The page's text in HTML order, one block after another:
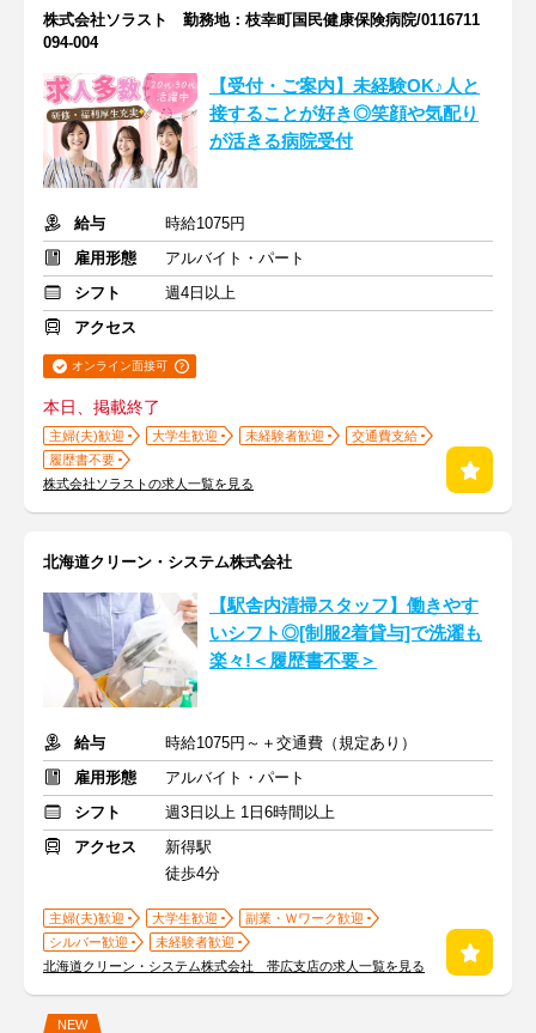
株式会社ソラスト 勤務地：枝幸町国民健康保険病院/0116711
094-004
【受付・ご案内】未経験OK♪人と
接することが好き◎笑顔や気配り
が活きる病院受付
給与
時給1075円
雇用形態
アルバイト・パート
シフト
週4日以上
アクセス
オンライン面接可
本日、掲載終了
主婦(夫)歓迎 大学生歓迎 未経験者歓迎
交通費支給
履歴書不要
株式会社ソラストの求人一覧を見る
北海道クリーン・システム株式会社
【駅舎内清掃スタッフ】働きやす
いシフト◎[制服2着貸与]で洗濯も
楽々!＜履歴書不要＞
給与
時給1075円～＋交通費（規定あり）
雇用形態
アルバイト・パート
シフト
週3日以上 1日6時間以上
アクセス
新得駅
徒歩4分
主婦(夫)歓迎 大学生歓迎
副業・Ｗワーク歓迎
シルバー歓迎
未経験者歓迎
北海道クリーン・システム株式会社 帯広支店の求人一覧を見る
NEW